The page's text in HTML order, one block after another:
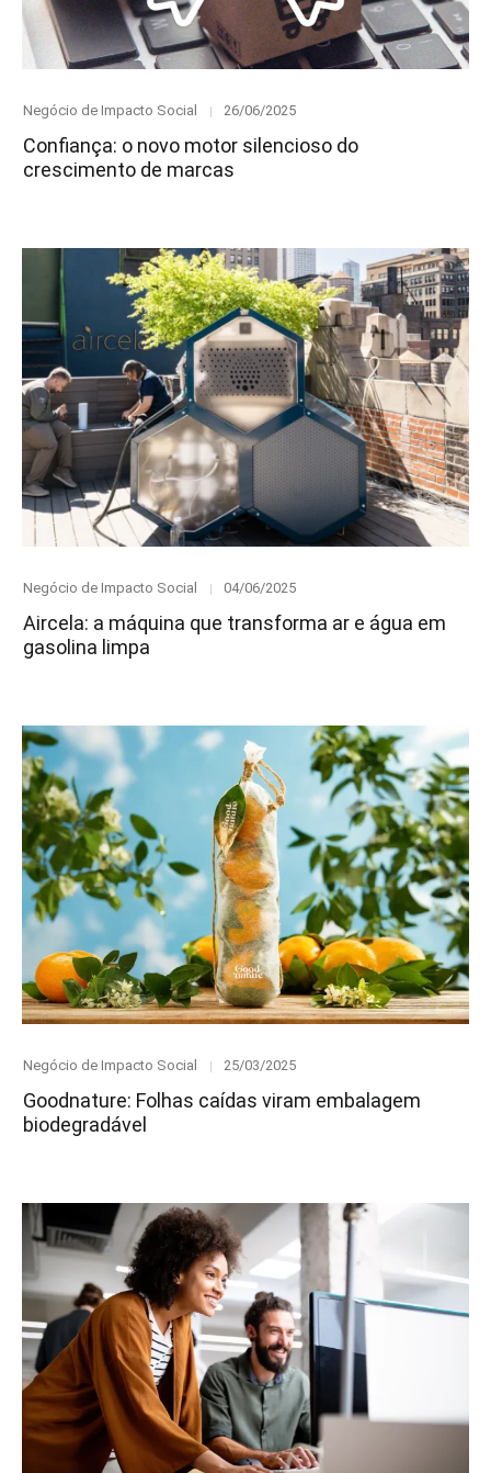
Category
Negócio de Impacto Social
Posted
26/06/2025
Confiança: o novo motor silencioso do
crescimento de marcas
Category
Negócio de Impacto Social
Posted
04/06/2025
Aircela: a máquina que transforma ar e água em
gasolina limpa
Category
Negócio de Impacto Social
Posted
25/03/2025
Goodnature: Folhas caídas viram embalagem
biodegradável